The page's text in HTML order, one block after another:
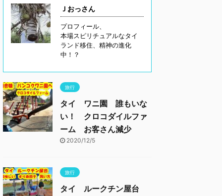
Ｊおっさん
プロフィール、
本場スピリチュアルなタイ
ランド移住、精神の進化
中！？
旅行
タイ ワニ園 誰もいな
い！ クロコダイルファ
ーム お客さん減少
2020/12/5
旅行
タイ ルークチン屋台